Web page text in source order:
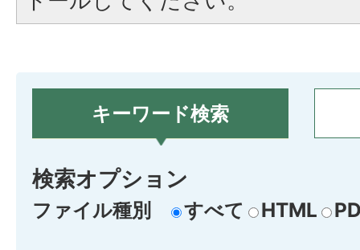
キーワード検索
検索オプション
ファイル種別 すべて HTML